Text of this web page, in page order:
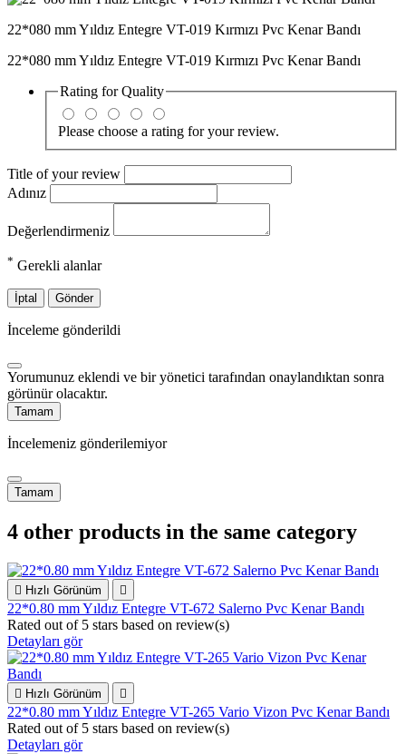
22*080 mm Yıldız Entegre VT-019 Kırmızı Pvc Kenar Bandı
22*080 mm Yıldız Entegre VT-019 Kırmızı Pvc Kenar Bandı
Rating forQuality
Please choose a rating for your review.
Title of your review
Adınız
Değerlendirmeniz
* Gerekli alanlar
İptal Gönder
İnceleme gönderildi
Yorumunuz eklendi ve bir yönetici tarafından onaylandıktan sonra
görünür olacaktır.
Tamam
İncelemeniz gönderilemiyor
Tamam
4 other products in the same category
 Hızlı Görünüm 
22*0.80 mm Yıldız Entegre VT-672 Salerno Pvc Kenar Bandı
Rated out of 5 stars based on review(s)
Detayları gör
 Hızlı Görünüm 
22*0.80 mm Yıldız Entegre VT-265 Vario Vizon Pvc Kenar Bandı
Rated out of 5 stars based on review(s)
Detayları gör